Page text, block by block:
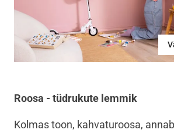
Roosa - tüdrukute lemmik
Kolmas toon, kahvaturoosa,